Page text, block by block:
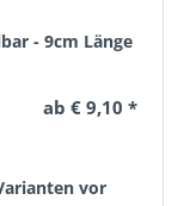
- 9cm Länge
ab € 9,10 *
vor